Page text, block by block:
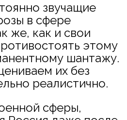
звучащие
в сфере
же, как и свои
этому
шантажу.
их без
реалистично.
сферы,